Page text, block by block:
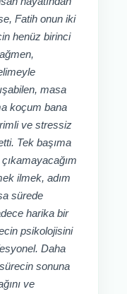
Fatih onun iki
henüz birinci
masa
koçum bana
ve stressiz
Tek başıma
ilmek, adım
sürede
harika bir
psikolojisini
Daha
sonuna
ve